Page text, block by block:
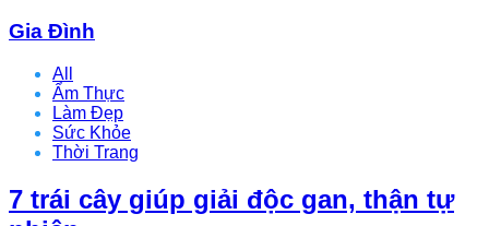
Gia Đình
All
Ẩm Thực
Làm Đẹp
Sức Khỏe
Thời Trang
7 trái cây giúp giải độc gan, thận tự